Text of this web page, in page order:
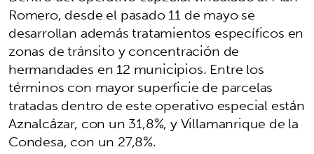
Romero, desde el pasado 11 de mayo se
desarrollan además tratamientos específicos en
zonas de tránsito y concentración de
hermandades en 12 municipios. Entre los
términos con mayor superficie de parcelas
tratadas dentro de este operativo especial están
Aznalcázar, con un 31,8%, y Villamanrique de la
Condesa, con un 27,8%.